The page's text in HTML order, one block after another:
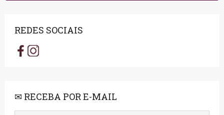
REDES SOCIAIS
✉ RECEBA POR E-MAIL